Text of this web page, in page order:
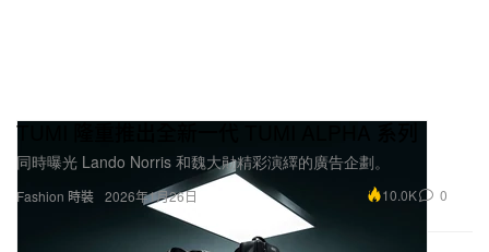
Fashion 時裝
TUMI 隆重推出全新一代 TUMI ALPHA 系列
同時曝光 Lando Norris 和魏大勛精彩演繹的廣告企劃。
2026年1月26日 10.0K 0